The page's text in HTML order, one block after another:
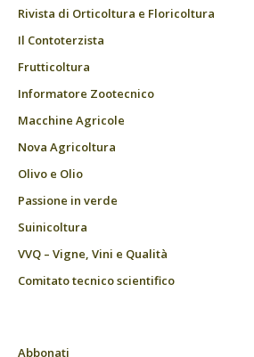
Rivista di Orticoltura e Floricoltura
Il Contoterzista
Frutticoltura
Informatore Zootecnico
Macchine Agricole
Nova Agricoltura
Olivo e Olio
Passione in verde
Suinicoltura
VVQ – Vigne, Vini e Qualità
Comitato tecnico scientifico
Abbonati